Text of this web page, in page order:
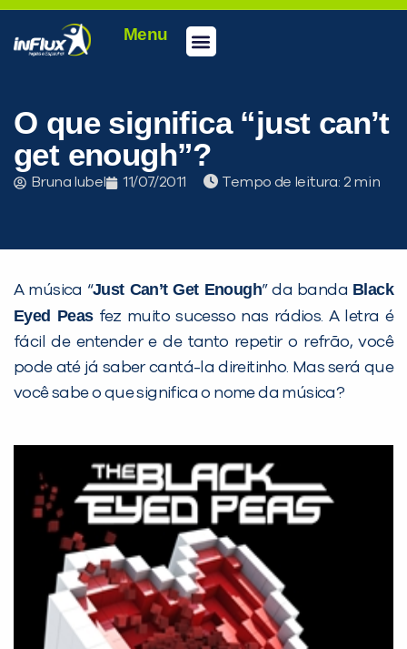
Menu
O que significa “just can’t
get enough”?
Bruna Iubel 11/07/2011 Tempo de leitura:
A música “Just Can’t Get Enough” da banda Black
Eyed Peasfez muito sucesso nas rádios. A letra é
fácil de entender e de tanto repetir o refrão, você
pode até já saber cantá-la direitinho. Mas será que
você sabe o que significa o nome da música?
PEÇA UMA DEMONSTRAÇÃO DE MÉTODO
Desculpe!
Não encontramos nenhuma unidade
inFlux nesta cidade ou bairro que
você digitou.